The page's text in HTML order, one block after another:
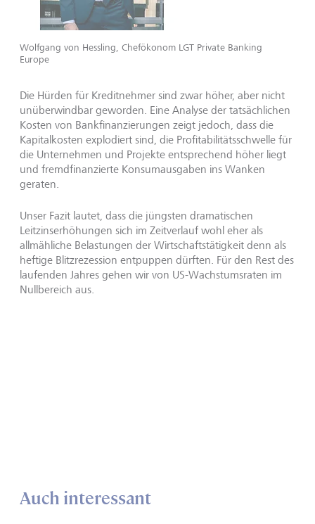
Wolfgang von Hessling, Chefökonom LGT Private Banking
Europe
Die Hürden für Kreditnehmer sind zwar höher, aber nicht
unüberwindbar geworden. Eine Analyse der tatsächlichen
Kosten von Bankfinanzierungen zeigt jedoch, dass die
Kapitalkosten explodiert sind, die Profitabilitätsschwelle für
die Unternehmen und Projekte entsprechend höher liegt
und fremdfinanzierte Konsumausgaben ins Wanken
geraten.
Unser Fazit lautet, dass die jüngsten dramatischen
Leitzinserhöhungen sich im Zeitverlauf wohl eher als
allmähliche Belastungen der Wirtschaftstätigkeit denn als
heftige Blitzrezession entpuppen dürften. Für den Rest des
laufenden Jahres gehen wir von US-Wachstumsraten im
Nullbereich aus.
Auch interessant